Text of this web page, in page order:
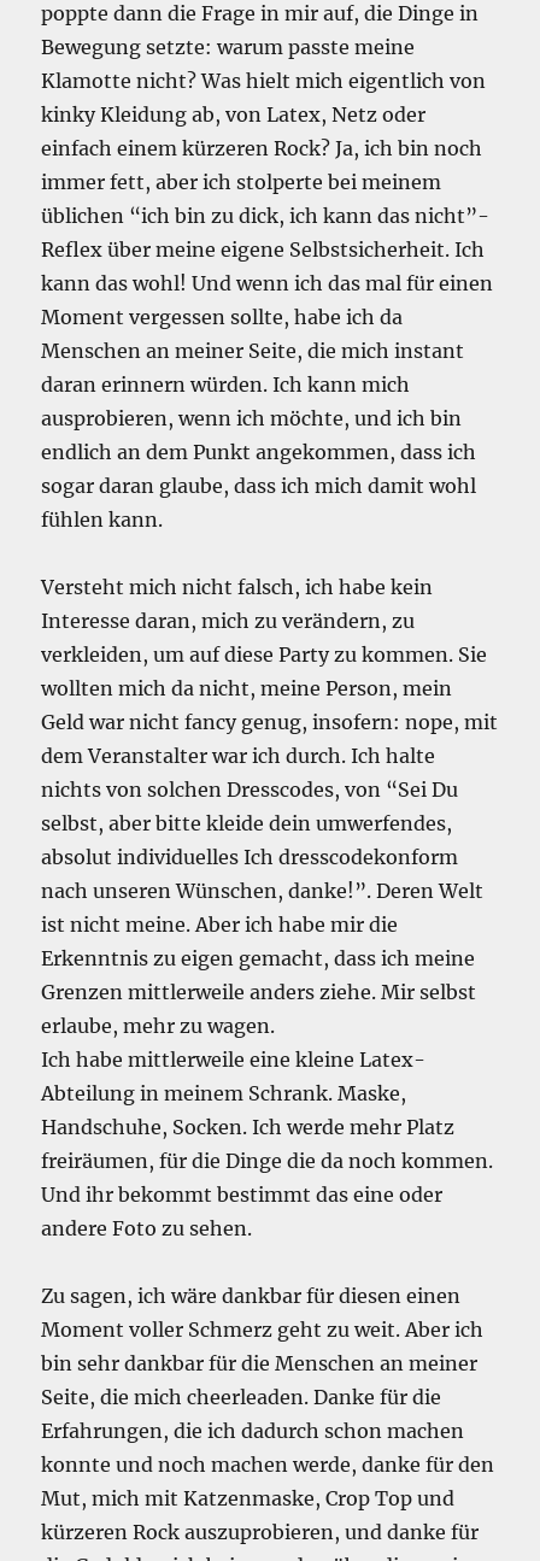
poppte dann die Frage in mir auf, die Dinge in
Bewegung setzte: warum passte meine
Klamotte nicht? Was hielt mich eigentlich von
kinky Kleidung ab, von Latex, Netz oder
einfach einem kürzeren Rock? Ja, ich bin noch
immer fett, aber ich stolperte bei meinem
üblichen “ich bin zu dick, ich kann das nicht”-
Reflex über meine eigene Selbstsicherheit. Ich
kann das wohl! Und wenn ich das mal für einen
Moment vergessen sollte, habe ich da
Menschen an meiner Seite, die mich instant
daran erinnern würden. Ich kann mich
ausprobieren, wenn ich möchte, und ich bin
endlich an dem Punkt angekommen, dass ich
sogar daran glaube, dass ich mich damit wohl
fühlen kann.
Versteht mich nicht falsch, ich habe kein
Interesse daran, mich zu verändern, zu
verkleiden, um auf diese Party zu kommen. Sie
wollten mich da nicht, meine Person, mein
Geld war nicht fancy genug, insofern: nope, mit
dem Veranstalter war ich durch. Ich halte
nichts von solchen Dresscodes, von “Sei Du
selbst, aber bitte kleide dein umwerfendes,
absolut individuelles Ich dresscodekonform
nach unseren Wünschen, danke!”. Deren Welt
ist nicht meine. Aber ich habe mir die
Erkenntnis zu eigen gemacht, dass ich meine
Grenzen mittlerweile anders ziehe. Mir selbst
erlaube, mehr zu wagen.
Ich habe mittlerweile eine kleine Latex-
Abteilung in meinem Schrank. Maske,
Handschuhe, Socken. Ich werde mehr Platz
freiräumen, für die Dinge die da noch kommen.
Und ihr bekommt bestimmt das eine oder
andere Foto zu sehen.
Zu sagen, ich wäre dankbar für diesen einen
Moment voller Schmerz geht zu weit. Aber ich
bin sehr dankbar für die Menschen an meiner
Seite, die mich cheerleaden. Danke für die
Erfahrungen, die ich dadurch schon machen
konnte und noch machen werde, danke für den
Mut, mich mit Katzenmaske, Crop Top und
kürzeren Rock auszuprobieren, und danke für